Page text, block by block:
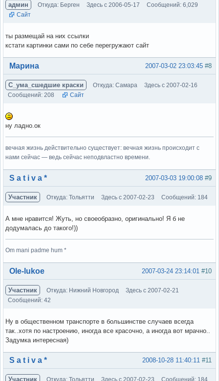
админ Откуда: Берген Здесь с 2006-05-17
Сообщений: 6,029
Сайт
ты размещай на них ссылки
кстати картинки сами по себе перегружают сайт
Вне форума #8
2007-03-02 23:03:45
Марина
С_ума_сшедшие краски Откуда: Самара
Здесь с 2007-02-16
Сообщений: 208
Сайт
ну ладно.ок
вечная жизнь действительно существует: вечная жизнь происходит с
нами сейчас — ведь сейчас неподвластно времени.
Вне форума #9
2007-03-03 19:00:08
S a t i v a *
Участник Откуда: Тольятти Здесь с 2007-02-23 Сообщений: 184
А мне нравится! Жуть, но своеобразно, оригинально! Я б не
додумалась до такого!))
Om mani padme hum *
Вне форума #10
2007-03-24 23:14:01
Ole-lukoe
Участник Откуда: Нижний Новгород
Здесь с 2007-02-21
Сообщений: 42
Ну в общественном транспорте в большинстве случаев всегда
так..хотя по настроению, иногда все красочно, а иногда вот мрачно..
Задумка интересная)
Вне форума #11
2008-10-28 11:40:11
S a t i v a *
Участник